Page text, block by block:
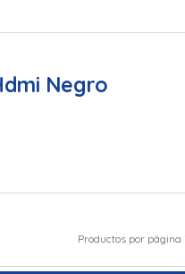
Negro
Productos por página